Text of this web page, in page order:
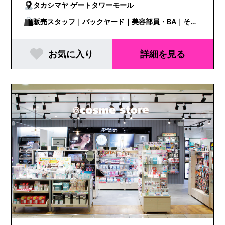
タカシマヤ ゲートタワーモール
販売スタッフ｜バックヤード｜美容部員・BA｜その
他
お気に入り 詳細を見る